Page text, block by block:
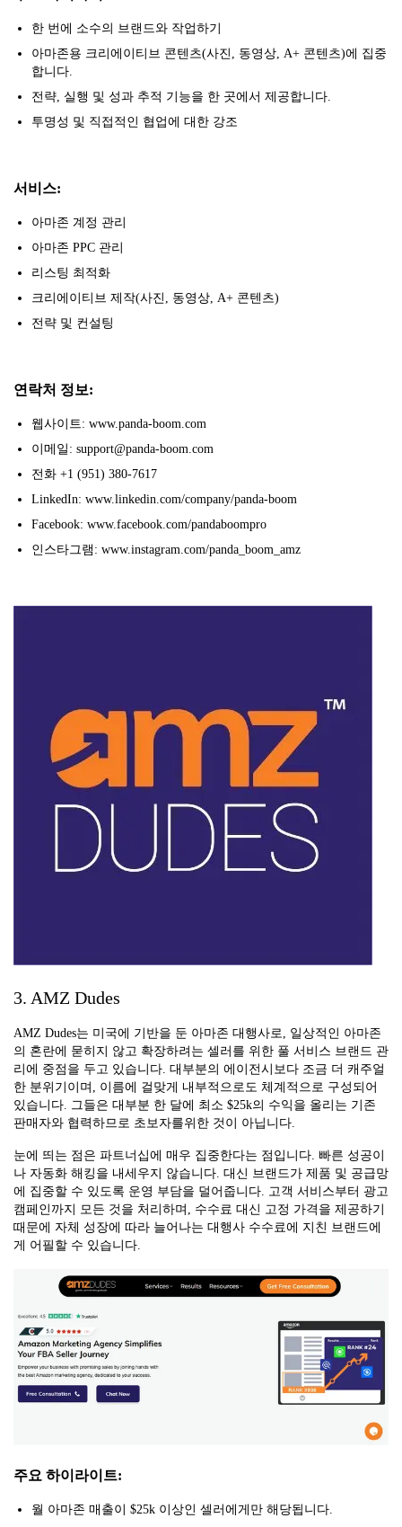
한 번에 소수의 브랜드와 작업하기
아마존용 크리에이티브 콘텐츠(사진, 동영상, A+ 콘텐츠)에 집중
합니다.
전략, 실행 및 성과 추적 기능을 한 곳에서 제공합니다.
투명성 및 직접적인 협업에 대한 강조
서비스:
아마존 계정 관리
아마존 PPC 관리
리스팅 최적화
크리에이티브 제작(사진, 동영상, A+ 콘텐츠)
전략 및 컨설팅
연락처 정보:
웹사이트: www.panda-boom.com
이메일: support@panda-boom.com
전화 +1 (951) 380-7617
LinkedIn: www.linkedin.com/company/panda-boom
Facebook: www.facebook.com/pandaboompro
인스타그램: www.instagram.com/panda_boom_amz
3. AMZ Dudes
AMZ Dudes는 미국에 기반을 둔 아마존 대행사로, 일상적인 아마존
의 혼란에 묻히지 않고 확장하려는 셀러를 위한 풀 서비스 브랜드 관
리에 중점을 두고 있습니다. 대부분의 에이전시보다 조금 더 캐주얼
한 분위기이며, 이름에 걸맞게 내부적으로도 체계적으로 구성되어
있습니다. 그들은 대부분 한 달에 최소 $25k의 수익을 올리는 기존
판매자와 협력하므로 초보자를위한 것이 아닙니다.
눈에 띄는 점은 파트너십에 매우 집중한다는 점입니다. 빠른 성공이
나 자동화 해킹을 내세우지 않습니다. 대신 브랜드가 제품 및 공급망
에 집중할 수 있도록 운영 부담을 덜어줍니다. 고객 서비스부터 광고
캠페인까지 모든 것을 처리하며, 수수료 대신 고정 가격을 제공하기
때문에 자체 성장에 따라 늘어나는 대행사 수수료에 지친 브랜드에
게 어필할 수 있습니다.
주요 하이라이트:
월 아마존 매출이 $25k 이상인 셀러에게만 해당됩니다.